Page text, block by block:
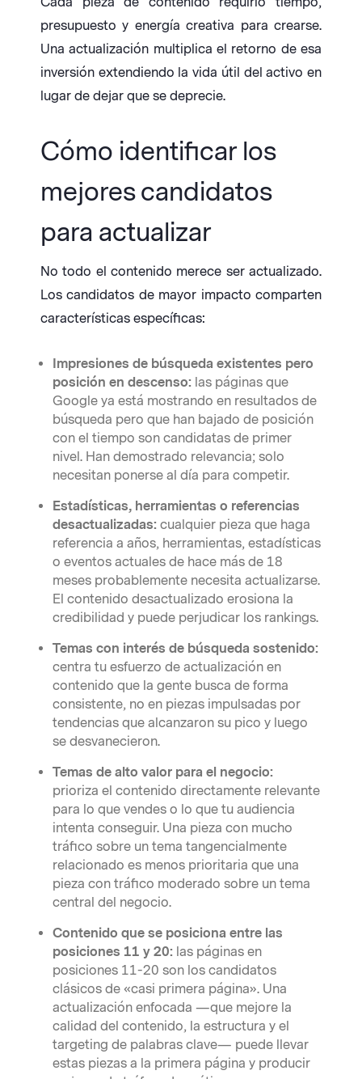
presupuesto y energía creativa para crearse.
Una actualización multiplica el retorno de esa
inversión extendiendo la vida útil del activo en
lugar de dejar que se deprecie.
Cómo identificar los
mejores candidatos
para actualizar
No todo el contenido merece ser actualizado.
Los candidatos de mayor impacto comparten
características específicas:
Impresiones de búsqueda existentes pero
posición en descenso: las páginas que
Google ya está mostrando en resultados de
búsqueda pero que han bajado de posición
con el tiempo son candidatas de primer
nivel. Han demostrado relevancia; solo
necesitan ponerse al día para competir.
Estadísticas, herramientas o referencias
desactualizadas: cualquier pieza que haga
referencia a años, herramientas, estadísticas
o eventos actuales de hace más de 18
meses probablemente necesita actualizarse.
El contenido desactualizado erosiona la
credibilidad y puede perjudicar los rankings.
Temas con interés de búsqueda sostenido:
centra tu esfuerzo de actualización en
contenido que la gente busca de forma
consistente, no en piezas impulsadas por
tendencias que alcanzaron su pico y luego
se desvanecieron.
Temas de alto valor para el negocio:
prioriza el contenido directamente relevante
para lo que vendes o lo que tu audiencia
intenta conseguir. Una pieza con mucho
tráfico sobre un tema tangencialmente
relacionado es menos prioritaria que una
pieza con tráfico moderado sobre un tema
central del negocio.
Contenido que se posiciona entre las
posiciones 11 y 20: las páginas en
posiciones 11-20 son los candidatos
clásicos de «casi primera página». Una
actualización enfocada —que mejore la
calidad del contenido, la estructura y el
targeting de palabras clave— puede llevar
estas piezas a la primera página y producir